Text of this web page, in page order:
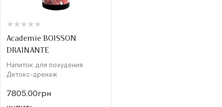
★
★ ★
★ ★
★ ★
★ ★
★
Academie BOISSON
DRAINANTE
Напиток для похудения
Детокс-дренаж
7805.00грн